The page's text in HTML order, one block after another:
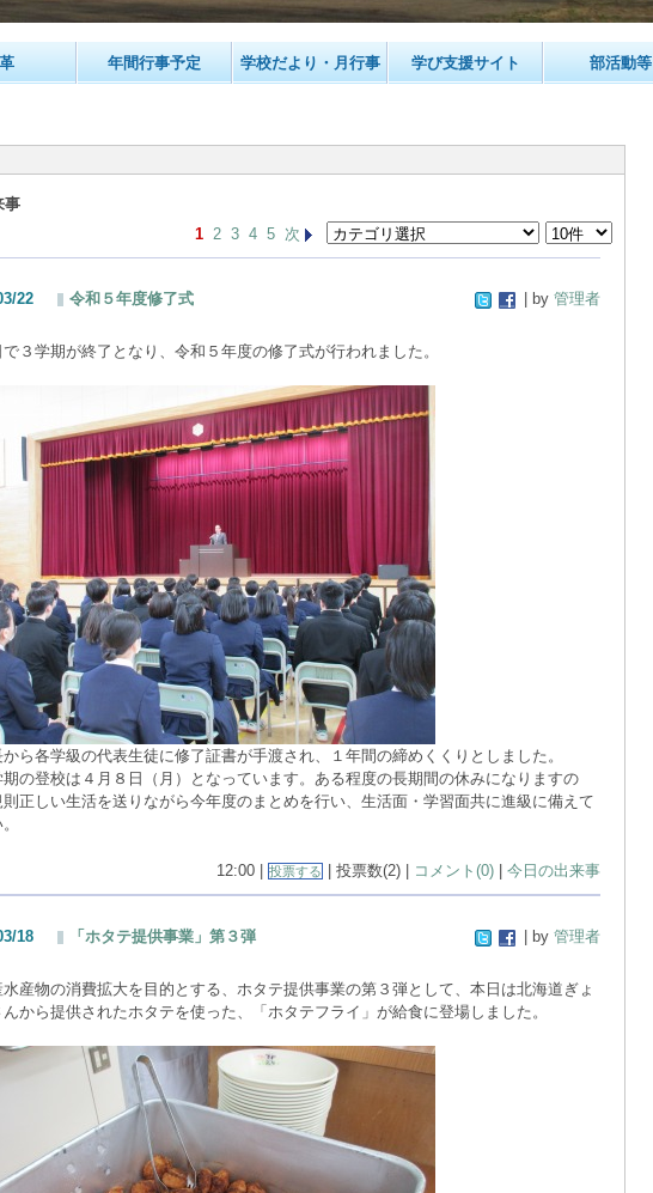
年間行事予定 学校だより・月行事 学び支援サイト 部活動等
事
1 2 3 4 5 次
22 令和５年度修了式 | by 管理者
３学期が終了となり、令和５年度の修了式が行われました。
ら各学級の代表生徒に修了証書が手渡され、１年間の締めくくりとしました。
の登校は４月８日（月）となっています。ある程度の長期間の休みになりますの
正しい生活を送りながら今年度のまとめを行い、生活面・学習面共に進級に備えて
12:00 | 投票する | 投票数(2) | コメント(0) 今日の出来事
18 「ホタテ提供事業」第３弾 | by 管理者
産物の消費拡大を目的とする、ホタテ提供事業の第３弾として、本日は北海道ぎょ
から提供されたホタテを使った、「ホタテフライ」が給食に登場しました。